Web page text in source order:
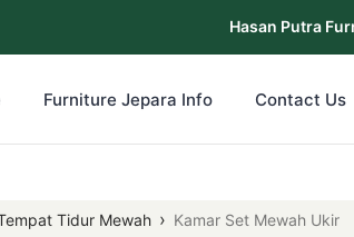
Hasan Putra
Furniture Jepara Info Contact Us
Tidur Mewah › Kamar Set Mewah Ukir